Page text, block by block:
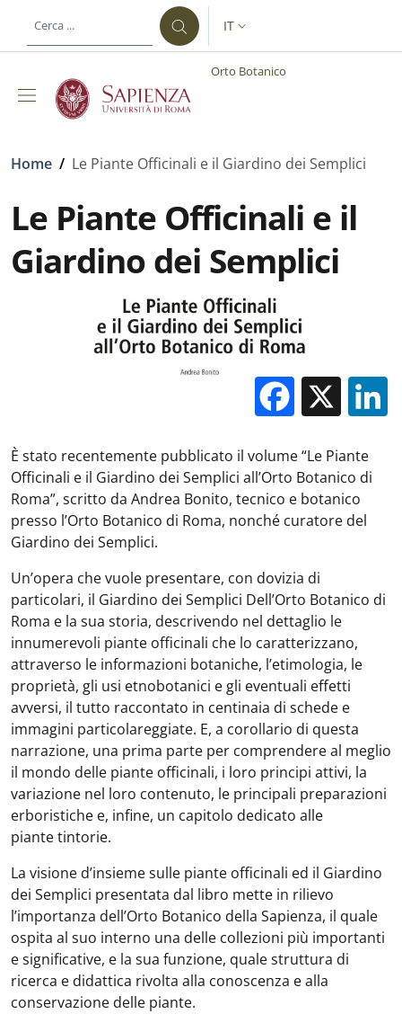
al contenuto principale
SELETTORE LINGUA:
IT
Orto Botanico
Briciole di pane
Home / Le Piante Officinali e il Giardino dei Semplici
Le Piante Officinali e il
Giardino dei Semplici
X
È stato recentemente pubblicato il volume “Le Piante
Officinali e il Giardino dei Semplici all’Orto Botanico di
Roma”, scritto da Andrea Bonito, tecnico e botanico
presso l’Orto Botanico di Roma, nonché curatore del
Giardino dei Semplici.
Un’opera che vuole presentare, con dovizia di
particolari, il Giardino dei Semplici Dell’Orto Botanico di
Roma e la sua storia, descrivendo nel dettaglio le
innumerevoli piante officinali che lo caratterizzano,
attraverso le informazioni botaniche, l’etimologia, le
proprietà, gli usi etnobotanici e gli eventuali effetti
avversi, il tutto raccontato in centinaia di schede e
immagini particolareggiate. E, a corollario di questa
narrazione, una prima parte per comprendere al meglio
il mondo delle piante officinali, i loro principi attivi, la
variazione nel loro contenuto, le principali preparazioni
erboristiche e, infine, un capitolo dedicato alle
piante tintorie.
La visione d’insieme sulle piante officinali ed il Giardino
dei Semplici presentata dal libro mette in rilievo
l’importanza dell’Orto Botanico della Sapienza, il quale
ospita al suo interno una delle collezioni più importanti
e significative, e la sua funzione, quale struttura di
ricerca e didattica rivolta alla conoscenza e alla
conservazione delle piante.